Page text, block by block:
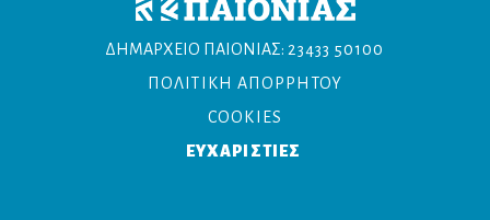
ΔΗΜΑΡΧΕΙΟ ΠΑΙΟΝΙΑΣ: 23433 50100
ΠΟΛΙΤΙΚΗ ΑΠΟΡΡΗΤΟΥ
COOKIES
ΕΥΧΑΡΙΣΤΙΕΣ